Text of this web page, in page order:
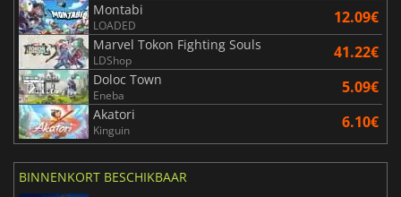
Montabi
LOADED 12.09€
Marvel Tokon Fighting Souls
LDShop 41.22€
Doloc Town
Eneba 5.09€
Akatori
Kinguin 6.10€
BINNENKORT BESCHIKBAAR